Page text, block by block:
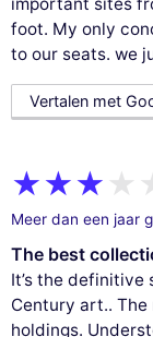
foot. My only
to our seats. we
Vertalen met
Meer dan een jaar
The best
It’s the
Century art.. The
holdings.